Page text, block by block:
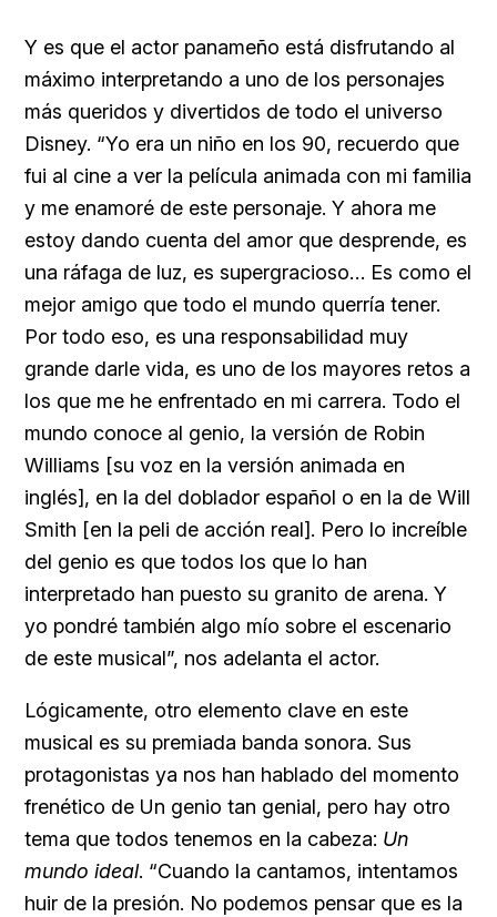
Y es que el actor panameño está disfrutando al
máximo interpretando a uno de los personajes
más queridos y divertidos de todo el universo
Disney. “Yo era un niño en los 90, recuerdo que
fui al cine a ver la película animada con mi familia
y me enamoré de este personaje. Y ahora me
estoy dando cuenta del amor que desprende, es
una ráfaga de luz, es supergracioso… Es como el
mejor amigo que todo el mundo querría tener.
Por todo eso, es una responsabilidad muy
grande darle vida, es uno de los mayores retos a
los que me he enfrentado en mi carrera. Todo el
mundo conoce al genio, la versión de Robin
Williams [su voz en la versión animada en
inglés], en la del doblador español o en la de Will
Smith [en la peli de acción real]. Pero lo increíble
del genio es que todos los que lo han
interpretado han puesto su granito de arena. Y
yo pondré también algo mío sobre el escenario
de este musical”, nos adelanta el actor.
Lógicamente, otro elemento clave en este
musical es su premiada banda sonora. Sus
protagonistas ya nos han hablado del momento
frenético de Un genio tan genial, pero hay otro
tema que todos tenemos en la cabeza: Un
mundo ideal. “Cuando la cantamos, intentamos
huir de la presión. No podemos pensar que es la